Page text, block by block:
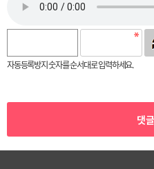
자동등록방지 숫자를 순서대로 입력하세요.